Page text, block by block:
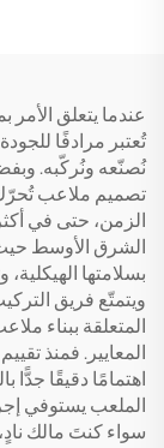
عندما يتعلق الأمر
تُعتبر مرادفًا
نُصنّعه ونُركّبه.
تصميم ملاعب تُحرّك
الزمن، حتى في
الشرق الأوسط
بسلامتها
ويتمتّع فريق
المتعلقة ببناء
المعايير. فمنذ
اهتمامًا دقيقًا
الملعب يستوفي
سواء كنتَ مالك